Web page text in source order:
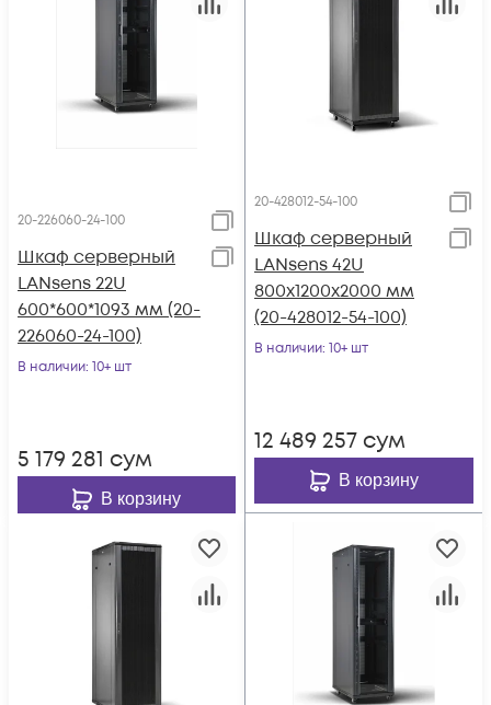
20-226060-24-100
Шкаф серверный
LANsens 22U
600*600*1093 мм (20-
226060-24-100)
В наличии: 10+ шт
5 179 281 сум
В корзину
20-428012-54-100
Шкаф серверный
LANsens 42U
800x1200x2000 мм
(20-428012-54-100)
В наличии: 10+ шт
12 489 257 сум
В корзину